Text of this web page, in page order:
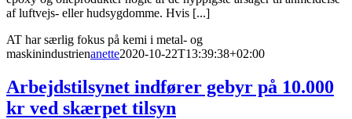
af luftvejs- eller hudsygdomme. Hvis [...]
AT har særlig fokus på kemi i metal- og
maskinindustrienanette2020-10-22T13:39:38+02:00
Arbejdstilsynet indfører gebyr på 10.000
kr ved skærpet tilsyn